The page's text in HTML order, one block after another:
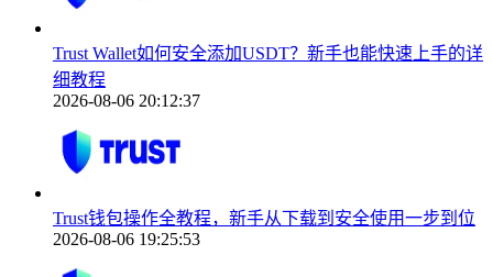
Trust Wallet如何安全添加USDT？新手也能快速上手的详
细教程
2026-08-06 20:12:37
Trust钱包操作全教程，新手从下载到安全使用一步到位
2026-08-06 19:25:53